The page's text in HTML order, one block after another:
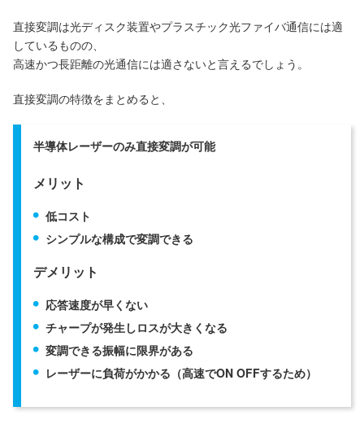
直接変調は光ディスク装置やプラスチック光ファイバ通信には適
しているものの、
高速かつ長距離の光通信には適さないと言えるでしょう。
直接変調の特徴をまとめると、
半導体レーザーのみ直接変調が可能
メリット
低コスト
シンプルな構成で変調できる
デメリット
応答速度が早くない
チャープが発生しロスが大きくなる
変調できる振幅に限界がある
レーザーに負荷がかかる（高速でON OFFするため）